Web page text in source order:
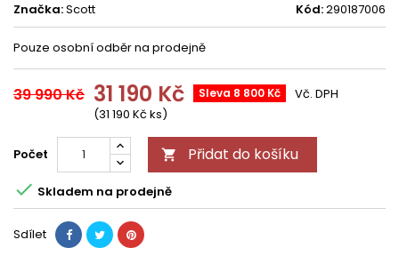
Značka:Scott Kód:290187006
Pouze osobní odběr na prodejně
39 990 Kč 31 190 Kč Sleva 8 800 Kč
(31 190 Kč ks)
Vč. DPH
Počet  Přidat do košíku
 Skladem na prodejně
Sdílet